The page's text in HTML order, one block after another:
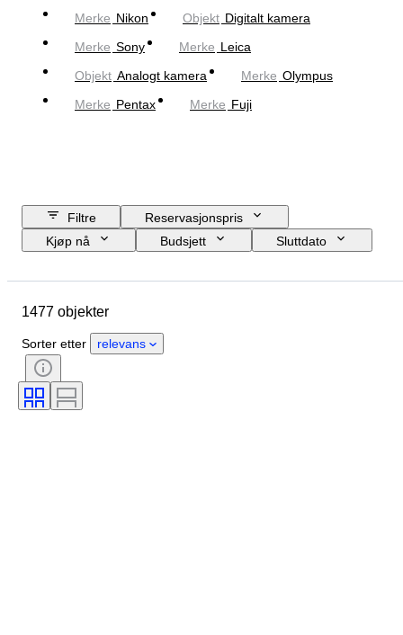
Merke Nikon Objekt Digitalt kamera
Merke Sony Merke Leica
Objekt Analogt kamera Merke Olympus
Merke Pentax Merke Fuji
Filtre
Reservasjonspris
Kjøp nå
Budsjett
Sluttdato
Tilstand
Teknikk
Utgave nr
Type videoopptaker
Type teleskop
1477 objekter
Sorter etter relevans